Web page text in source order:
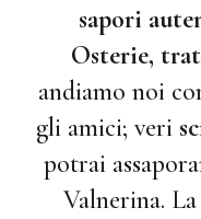
sapori
Osterie,
andiamo noi
gli amici; veri
potrai
Valnerina.